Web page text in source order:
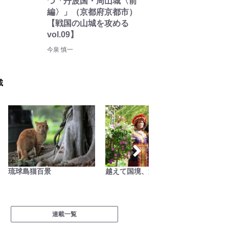
編〉」（京都府京都市）
【戦国の山城を攻める
vol.09】
今泉 慎一
琉球島猫百景 越えて国境、迷ってアジア
連載一覧